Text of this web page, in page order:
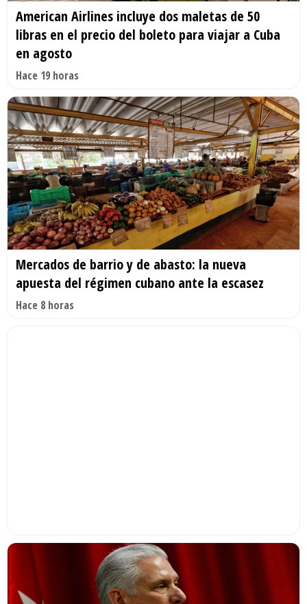
American Airlines incluye dos maletas de 50
libras en el precio del boleto para viajar a Cuba
en agosto
Hace 19 horas
Mercados de barrio y de abasto: la nueva
apuesta del régimen cubano ante la escasez
Hace 8 horas